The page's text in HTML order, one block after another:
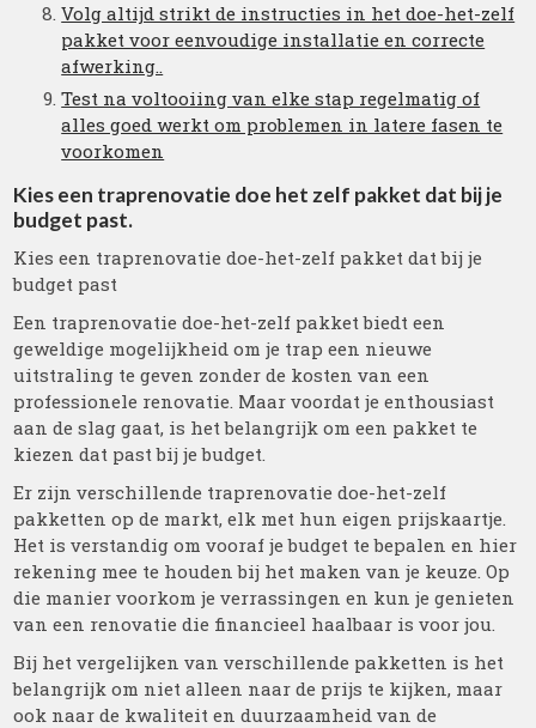
Volg altijd strikt de instructies in het doe-het-zelf
pakket voor eenvoudige installatie en correcte
afwerking..
Test na voltooiing van elke stap regelmatig of
alles goed werkt om problemen in latere fasen te
voorkomen
Kies een traprenovatie doe het zelf pakket dat bij je
budget past.
Kies een traprenovatie doe-het-zelf pakket dat bij je
budget past
Een traprenovatie doe-het-zelf pakket biedt een
geweldige mogelijkheid om je trap een nieuwe
uitstraling te geven zonder de kosten van een
professionele renovatie. Maar voordat je enthousiast
aan de slag gaat, is het belangrijk om een pakket te
kiezen dat past bij je budget.
Er zijn verschillende traprenovatie doe-het-zelf
pakketten op de markt, elk met hun eigen prijskaartje.
Het is verstandig om vooraf je budget te bepalen en hier
rekening mee te houden bij het maken van je keuze. Op
die manier voorkom je verrassingen en kun je genieten
van een renovatie die financieel haalbaar is voor jou.
Bij het vergelijken van verschillende pakketten is het
belangrijk om niet alleen naar de prijs te kijken, maar
ook naar de kwaliteit en duurzaamheid van de